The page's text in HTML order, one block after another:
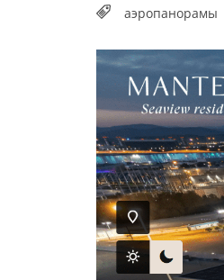
аэропанорамы